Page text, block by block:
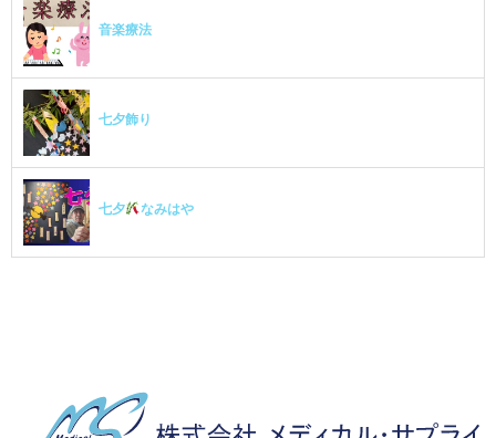
音楽療法
七夕飾り
七夕 なみはや